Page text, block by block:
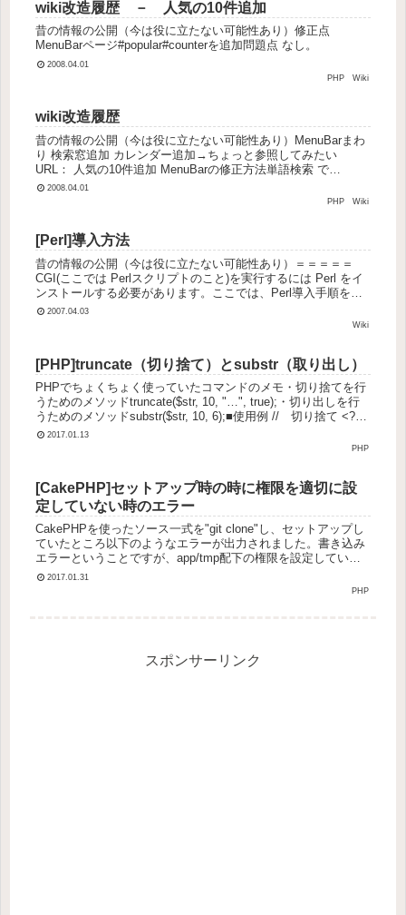
wiki改造履歴 － 人気の10件追加
昔の情報の公開（今は役に立たない可能性あり）修正点
MenuBarページ#popular#counterを追加問題点 なし。
2008.04.01
PHP
Wiki
wiki改造履歴
昔の情報の公開（今は役に立たない可能性あり）MenuBarまわ
り 検索窓追加 カレンダー追加→ちょっと参照してみたい
URL： 人気の10件追加 MenuBarの修正方法単語検索 で
MenuBar を検索MenuBar を表示して、編集 M...
2008.04.01
PHP
Wiki
[Perl]導入方法
昔の情報の公開（今は役に立たない可能性あり）＝＝＝＝＝
CGI(ここでは Perlスクリプトのこと)を実行するには Perl をイ
ンストールする必要があります。ここでは、Perl導入手順を記
載します。ダウンロード Active StateのH...
2007.04.03
Wiki
[PHP]truncate（切り捨て）とsubstr（取り出し）
PHPでちょくちょく使っていたコマンドのメモ・切り捨てを行
うためのメソッドtruncate($str, 10, "…", true);・切り出しを行
うためのメソッドsubstr($str, 10, 6);■使用例 // 切り捨て <?
php...
2017.01.13
PHP
[CakePHP]セットアップ時の時に権限を適切に設
定していない時のエラー
CakePHPを使ったソース一式を"git clone"し、セットアップし
ていたところ以下のようなエラーが出力されました。書き込み
エラーということですが、app/tmp配下の権限を設定していな
いためでした。■エラー内容 PHP Warnin...
2017.01.31
PHP
スポンサーリンク